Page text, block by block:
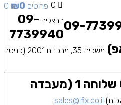
0 0 פריטים ₪0
הרצליה 09-
7739940
משכית 35, מרכזים 2001 (כניסה
09-7739940 שלוחה 1 (מעבדה
sales@ifix.co.il